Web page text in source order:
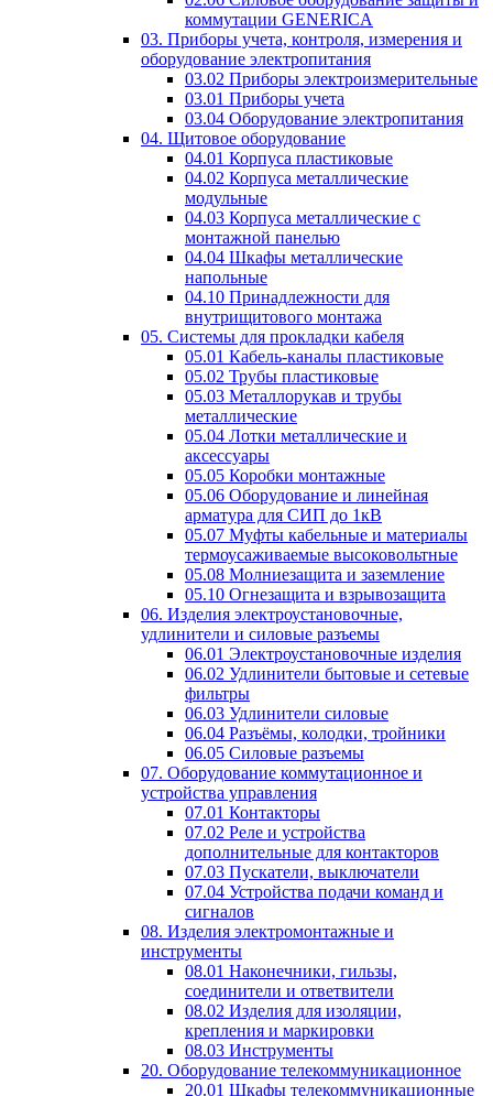
коммутации GENERICA
03. Приборы учета, контроля, измерения и
оборудование электропитания
03.02 Приборы электроизмерительные
03.01 Приборы учета
03.04 Оборудование электропитания
04. Щитовое оборудование
04.01 Корпуса пластиковые
04.02 Корпуса металлические
модульные
04.03 Корпуса металлические с
монтажной панелью
04.04 Шкафы металлические
напольные
04.10 Принадлежности для
внутрищитового монтажа
05. Системы для прокладки кабеля
05.01 Кабель-каналы пластиковые
05.02 Трубы пластиковые
05.03 Металлорукав и трубы
металлические
05.04 Лотки металлические и
аксессуары
05.05 Коробки монтажные
05.06 Оборудование и линейная
арматура для СИП до 1кВ
05.07 Муфты кабельные и материалы
термоусаживаемые высоковольтные
05.08 Молниезащита и заземление
05.10 Огнезащита и взрывозащита
06. Изделия электроустановочные,
удлинители и силовые разъемы
06.01 Электроустановочные изделия
06.02 Удлинители бытовые и сетевые
фильтры
06.03 Удлинители силовые
06.04 Разъёмы, колодки, тройники
06.05 Силовые разъемы
07. Оборудование коммутационное и
устройства управления
07.01 Контакторы
07.02 Реле и устройства
дополнительные для контакторов
07.03 Пускатели, выключатели
07.04 Устройства подачи команд и
сигналов
08. Изделия электромонтажные и
инструменты
08.01 Наконечники, гильзы,
соединители и ответвители
08.02 Изделия для изоляции,
крепления и маркировки
08.03 Инструменты
20. Оборудование телекоммуникационное
20.01 Шкафы телекоммуникационные